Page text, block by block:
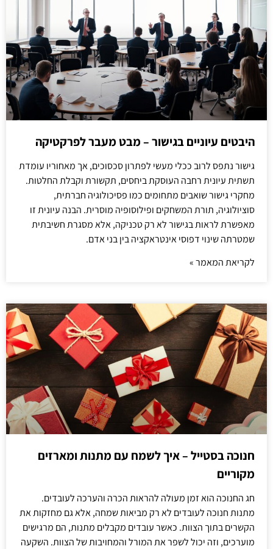
היבטים עיוניים בגישור – מבט מעבר לפרקטיקה
גישור נתפס לרוב ככלי מעשי לפתרון סכסוכים, אך מאחוריו עומדת
תשתית עיונית רחבה העוסקת ביחסים, תקשורת וקבלת החלטות.
מחקרי גישור שואבים מתחומים כמו פסיכולוגיה חברתית,
סוציולוגיה, תורת המשחקים ופילוסופיה מוסרית. הבנה עיונית זו
מאפשרת לראות בגישור לא רק טכניקה, אלא מסגרת חשיבתית
שמטרתה שינוי דפוסי אינטראקציה בין בני אדם.
לקריאת המאמר »
חנוכה בסטייל – איך לשמח עם מתנות ומארזים
מקוריים
חג החנוכה הוא זמן מעולה להראות הכרה והערכה לעובדים.
מתנות חנוכה לעובדים לא רק מביאות שמחה, אלא גם מחזקות את
הקשרים בתוך הצוות. כאשר עובדים מקבלים מתנות, הם מרגישים
מוערכים, וזה יכול לשפר את המורל והמחויבות של הצוות. השקעה